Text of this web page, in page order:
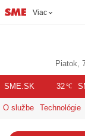
Viac
Piatok,
SME.SK 32℃
O službe Technológie